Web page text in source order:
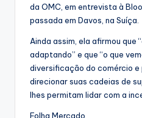
da OMC, em entrevista à
passada em Davos, na Suíça.
Ainda assim, ela afirmou que
adaptando” e que “o que
diversificação do comércio
direcionar suas cadeias de
lhes permitam lidar com a
Folha Mercado